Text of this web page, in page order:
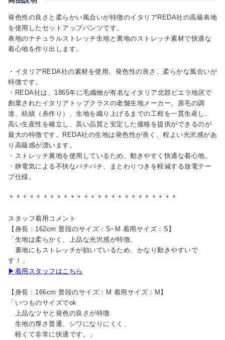
発色性の良さと柔らかい風合いが特徴のイタリアREDA社の高級表地
を使用したセットアップパンツです。
表地のナチュラルストレッチ生地と裏地のストレッチ素材で快適な
着心地を作り出します。
・イタリアREDA社の素材を使用。発色性の良さ、柔らかな風合いが
特徴です。
・REDA社は、1865年に毛織物が有名なイタリア北部ビエラ地区で
創業されたイタリアトップクラスの老舗生地メーカー。原毛の調
達、紡績（糸作り）、生地を織り上げるまでの工程を一貫生産し、
高い生産性を確立し、高い品質と安定した価格を提供ができるのが
最大の特徴です。REDA社の生地は発色性が良く、程よい光沢感があ
り高級感が漂います。
・ストレッチ裏地を使用しているため、動きやすく快適な着心地。
・静電気による不快なパチパチ、まとわりつきを軽減する放電テー
プ仕様。
＊＊＊＊＊＊＊＊＊＊＊＊＊＊＊＊＊＊＊＊＊＊＊＊＊
スタッフ着用コメント
【身長：162cm 普段のサイズ：S~M 着用サイズ：S】
「生地は柔らかく、上品な光沢感が特徴。
裏地にもストレッチが効いているため、かなり動きやすいで
す！」
▶着用スタッフはこちら
【身長：166cm 普段のサイズ：M 着用サイズ：M】
「いつものサイズでok
上品なツヤと発色の良さが特徴
生地の厚さ普通、シワになりにくく、
軽くて非常に快適です。」